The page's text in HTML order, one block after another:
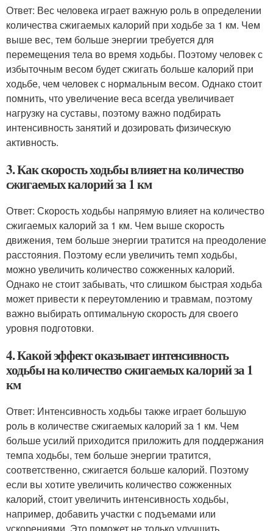
Ответ: Вес человека играет важную роль в определении
количества сжигаемых калорий при ходьбе за 1 км. Чем
выше вес, тем больше энергии требуется для
перемещения тела во время ходьбы. Поэтому человек с
избыточным весом будет сжигать больше калорий при
ходьбе, чем человек с нормальным весом. Однако стоит
помнить, что увеличение веса всегда увеличивает
нагрузку на суставы, поэтому важно подбирать
интенсивность занятий и дозировать физическую
активность.
3. Как скорость ходьбы влияет на количество
сжигаемых калорий за 1 км
Ответ: Скорость ходьбы напрямую влияет на количество
сжигаемых калорий за 1 км. Чем выше скорость
движения, тем больше энергии тратится на преодоление
расстояния. Поэтому если увеличить темп ходьбы,
можно увеличить количество сожженных калорий.
Однако не стоит забывать, что слишком быстрая ходьба
может привести к переутомлению и травмам, поэтому
важно выбирать оптимальную скорость для своего
уровня подготовки.
4. Какой эффект оказывает интенсивность
ходьбы на количество сжигаемых калорий за 1
км
Ответ: Интенсивность ходьбы также играет большую
роль в количестве сжигаемых калорий за 1 км. Чем
больше усилий приходится приложить для поддержания
темпа ходьбы, тем больше энергии тратится,
соответственно, сжигается больше калорий. Поэтому
если вы хотите увеличить количество сожженных
калорий, стоит увеличить интенсивность ходьбы,
например, добавить участки с подъемами или